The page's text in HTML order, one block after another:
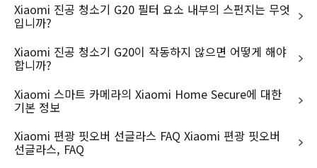
Xiaomi 스토어 찾기
배송FAQ
전화 문의: 070-8015-1154
웨어러블
Xiaomi For Business
HSBC은행 채무지급보증 안내—— 당
체결에하여 안전거래를 보증하고 있습
직원 모집
Xiaomi 진공 청소기 G20 필터 요소 내부의 스펀지는 무엇
입니까?
Xiaomi 진공 청소기 G20이 작동하지 않으면 어떻게 해야
합니까?
Xiaomi 스마트 카메라의 Xiaomi Home Secure에 대한
기본 정보
Xiaomi 편광 핏오버 선글라스 FAQ Xiaomi 편광 핏오버
선글라스, FAQ